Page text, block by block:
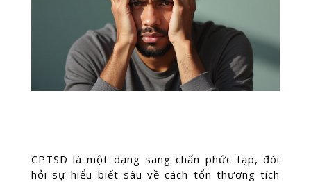
CPTSD là một dạng sang chấn phức tạp, đòi
hỏi sự hiểu biết sâu về cách tổn thương tích